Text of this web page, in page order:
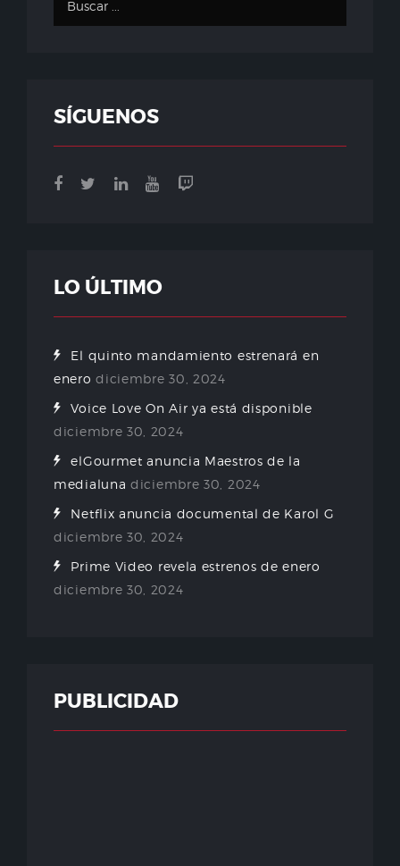
SÍGUENOS
LO ÚLTIMO
El quinto mandamiento estrenará en
enero diciembre 30, 2024
Voice Love On Air ya está disponible
diciembre 30, 2024
elGourmet anuncia Maestros de la
medialuna diciembre 30, 2024
Netflix anuncia documental de Karol G
diciembre 30, 2024
Prime Video revela estrenos de enero
diciembre 30, 2024
PUBLICIDAD